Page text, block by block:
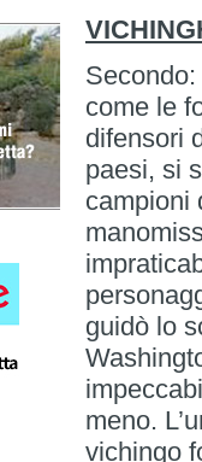
come le
difensori
paesi, si
campioni
guidò lo
meno.
vichingo